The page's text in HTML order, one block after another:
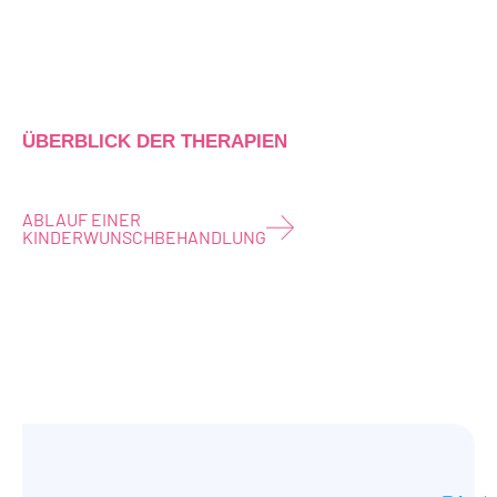
ÜBERBLICK DER THERAPIEN
ABLAUF EINER
KINDERWUNSCHBEHANDLUNG